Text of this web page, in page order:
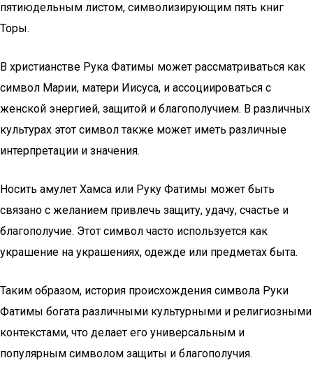
пятиюдельным листом, символизирующим пять книг
Торы.
В христианстве Рука Фатимы может рассматриваться как
символ Марии, матери Иисуса, и ассоциироваться с
женской энергией, защитой и благополучием. В различных
культурах этот символ также может иметь различные
интерпретации и значения.
Носить амулет Хамса или Руку Фатимы может быть
связано с желанием привлечь защиту, удачу, счастье и
благополучие. Этот символ часто используется как
украшение на украшениях, одежде или предметах быта.
Таким образом, история происхождения символа Руки
Фатимы богата различными культурными и религиозными
контекстами, что делает его универсальным и
популярным символом защиты и благополучия.